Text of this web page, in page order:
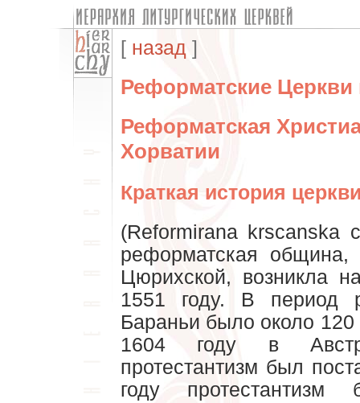
[ назад ]
Реформатские Церкви
Реформатская
Хорватии
Краткая история
(Reformirana krscanska
реформатская
Цюрихской, возникла
1551 году. В период
Бараньи было около
1604 году в
протестантизм был
году